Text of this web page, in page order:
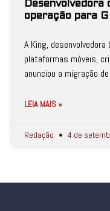
Desenvolvedora
operação para
A King,
plataformas móveis,
anunciou a migração
LEIA MAIS »
Redação 4 de